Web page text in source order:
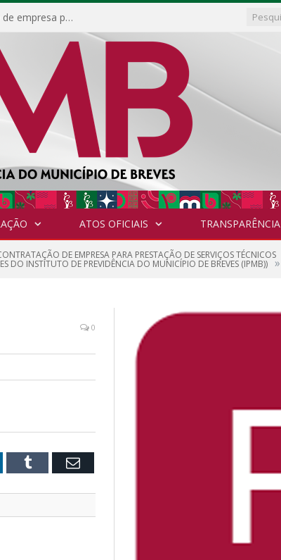
DISPENSA DE LICITAÇÃO Nº 003/2026 ( Contratação de empresa para fornecimento de gêneros alimentícios não perecíveis, materiais de expediente, descartáveis, copa e cozinha, para análise e posterior publicação.)
ATOS OFICIAIS TRANSPARÊNCIA
DE EMPRESA PARA PRESTAÇÃO DE SERVIÇOS TÉCNICOS
DO INSTITUTO DE PREVIDÊNCIA DO MUNICÍPIO DE BREVES (IPMB)) »
0
Tumblr Email